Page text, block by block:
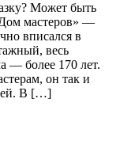
Может быть
мастеров» —
вписался в
весь
— более 170 лет.
он так и
В […]